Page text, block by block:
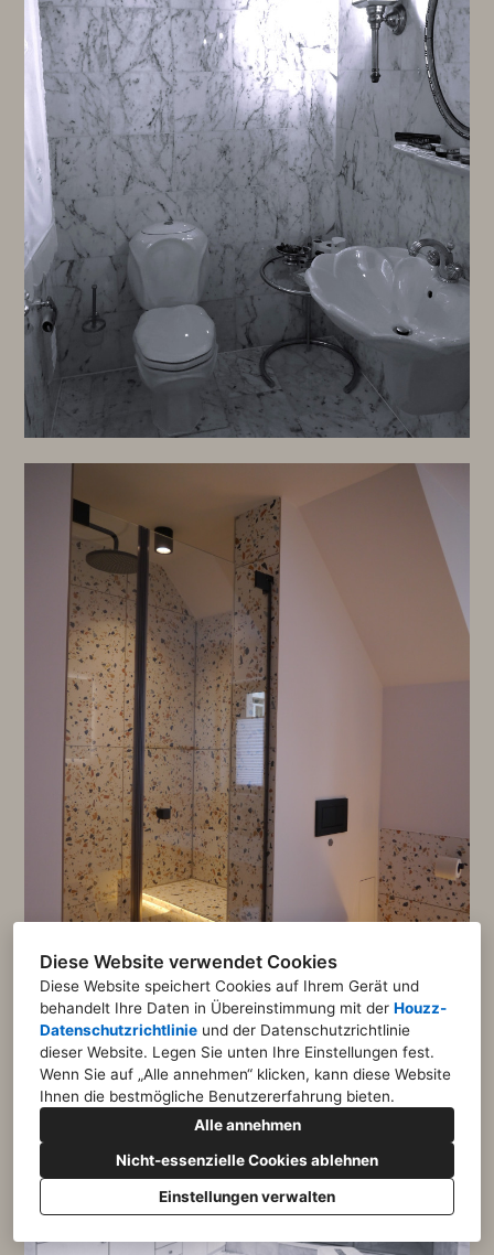
Diese Website verwendet Cookies
Diese Website speichert Cookies auf Ihrem Gerät und
behandelt Ihre Daten in Übereinstimmung mit der Houzz-
Datenschutzrichtlinie und der Datenschutzrichtlinie
dieser Website. Legen Sie unten Ihre Einstellungen fest.
Wenn Sie auf „Alle annehmen“ klicken, kann diese Website
Ihnen die bestmögliche Benutzererfahrung bieten.
Alle annehmen
Nicht-essenzielle Cookies ablehnen
Einstellungen verwalten